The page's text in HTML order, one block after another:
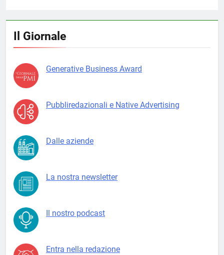
Il Giornale
Generative Business Award
Pubbliredazionali e Native Advertising
Dalle aziende
La nostra newsletter
Il nostro podcast
Entra nella redazione